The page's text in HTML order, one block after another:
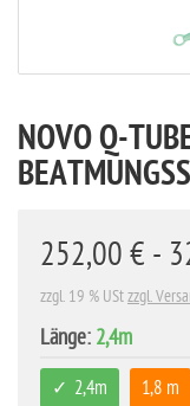
NOVO Q-
252,00 € -
zzgl. 19 % UStzzgl.
Länge: 2,4m
2,4m 1,8 m